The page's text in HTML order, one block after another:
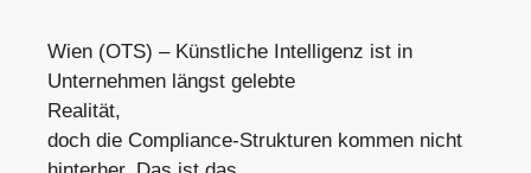
Wien (OTS) – Künstliche Intelligenz ist in
Unternehmen längst gelebte
Realität,
doch die Compliance-Strukturen kommen nicht